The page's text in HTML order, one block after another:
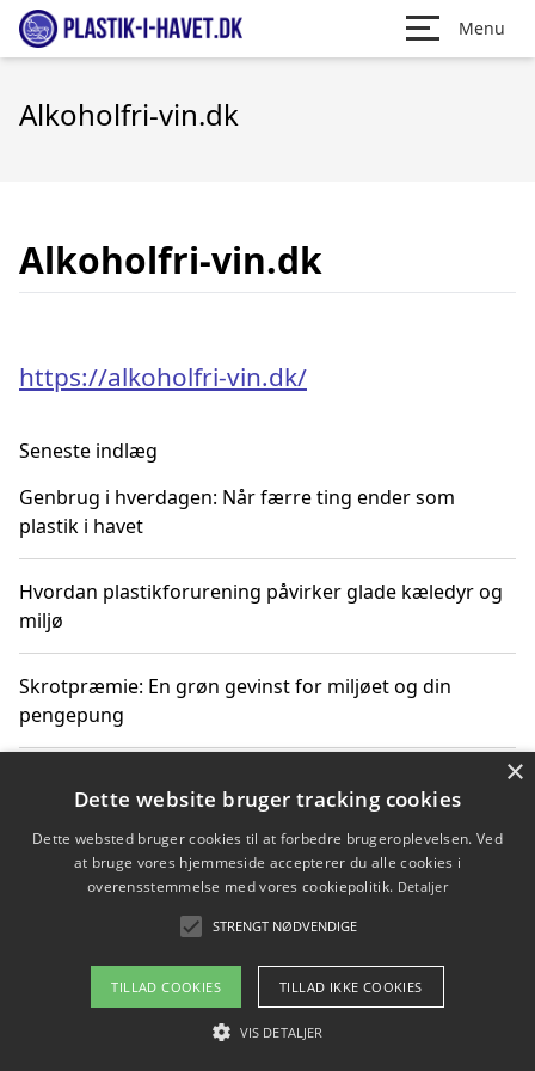
Menu
Alkoholfri-vin.dk
Alkoholfri-vin.dk
https://alkoholfri-vin.dk/
Seneste indlæg
Genbrug i hverdagen: Når færre ting ender som
plastik i havet
Hvordan plastikforurening påvirker glade kæledyr og
miljø
Skrotpræmie: En grøn gevinst for miljøet og din
pengepung
Hvordan blåfade med rist kan hjælpe med at reducere
plastik i havet
Spil kasinospil på et troværdigt online casino: Din
guide til sikker og sjov underholdning
Copyright 2026 - Pilanto Aps
Om / kontakt
×
Dette website bruger tracking cookies
Dette websted bruger cookies til at forbedre brugeroplevelsen. Ved
at bruge vores hjemmeside accepterer du alle cookies i
overensstemmelse med vores cookiepolitik. Detaljer
STRENGT NØDVENDIGE
TILLAD COOKIES TILLAD IKKE COOKIES
VIS DETALJER